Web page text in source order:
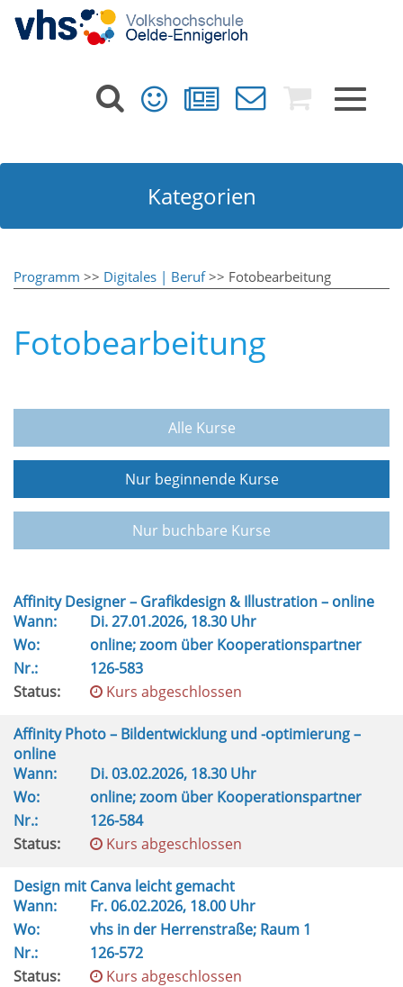
Toggle
Kategorien
Programm >> Digitales | Beruf>> Fotobearbeitung
Fotobearbeitung
Alle Kurse
Nur beginnende Kurse
Nur buchbare Kurse
Affinity Designer – Grafikdesign & Illustration – online
Wann:
Di.27.01.2026, 18.30 Uhr
Wo:
online; zoom über Kooperationspartner
Nr.:
126-583
Status:
Kurs abgeschlossen
Affinity Photo – Bildentwicklung und -optimierung –
online
Wann:
Di.03.02.2026, 18.30 Uhr
Wo:
online; zoom über Kooperationspartner
Nr.:
126-584
Status:
Kurs abgeschlossen
Design mit Canva leicht gemacht
Wann:
Fr.06.02.2026, 18.00 Uhr
Wo:
vhs in der Herrenstraße; Raum 1
Nr.:
126-572
Status:
Kurs abgeschlossen